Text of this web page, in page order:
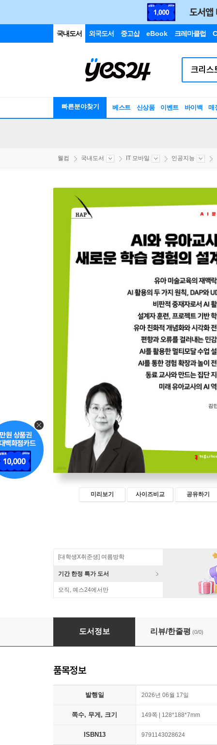
국내도서 외국도서 중고샵 eBook 크레마클럽
빠른분야찾기 베스트 신상품 이벤트 바이백 매
웰컴 국내도서 IT 모바일 인공지능
미리보기 사이즈비교 공유하기
[대학생X취준생] 여름방학
기간 한정 특가 도서
오직, 예스24에서만
AI와 유아교사, 새로운 학습 경험의 설계
도서정보 리뷰/한줄평 (0/0)
품목정보
발행일 2026년 06월 17일
쪽수, 무게, 크기 149쪽 | 128*188*7mm
ISBN13 9791143028624